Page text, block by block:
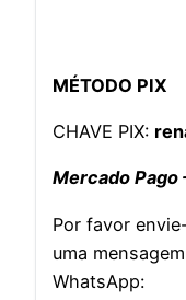
MÉTODO PIX
CHAVE PIX:
Mercado Pago
Por favor
uma
WhatsApp: